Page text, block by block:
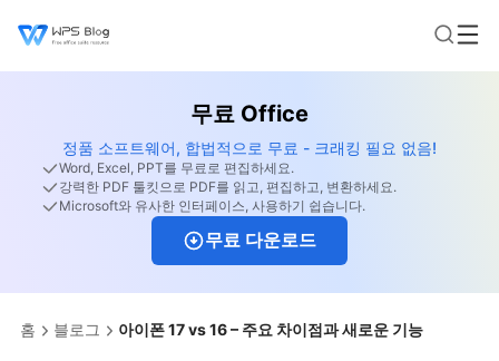
무료 Office
정품 소프트웨어, 합법적으로 무료 - 크래킹 필요 없음!
Word, Excel, PPT를 무료로 편집하세요.
강력한 PDF 툴킷으로 PDF를 읽고, 편집하고, 변환하세요.
Microsoft와 유사한 인터페이스, 사용하기 쉽습니다.
무료 다운로드
홈 블로그 아이폰 17 vs 16 – 주요 차이점과 새로운 기능